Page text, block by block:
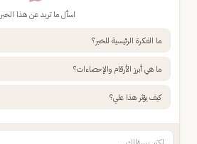
اسأل ما تريد عن هذا الخبر
ما الفكرة الرئيسية للخبر؟
ما هي أبرز الأرقام والإحصاءات؟
كيف يؤثر هذا علي؟